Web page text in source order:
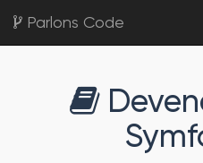
Parlons Code